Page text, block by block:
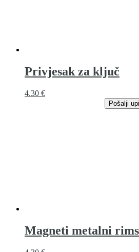
Privjesak za ključ
4.30 €
Pošalji
Magneti metalni